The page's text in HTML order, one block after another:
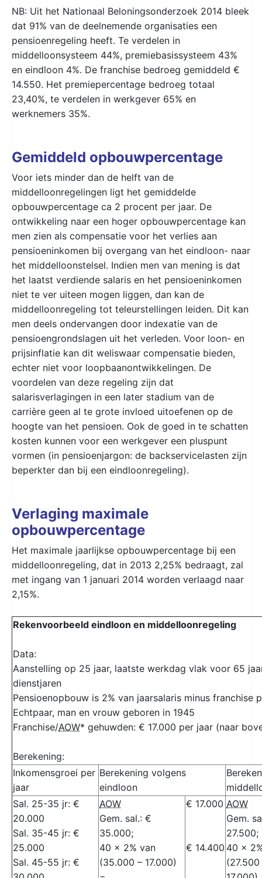
NB: Uit het Nationaal Beloningsonderzoek 2014 bleek
dat 91% van de deelnemende organisaties een
pensioenregeling heeft. Te verdelen in
middelloonsysteem 44%, premiebasissysteem 43%
en eindloon 4%. De franchise bedroeg gemiddeld €
14.550. Het premiepercentage bedroeg totaal
23,40%, te verdelen in werkgever 65% en
werknemers 35%.
Gemiddeld opbouwpercentage
Voor iets minder dan de helft van de
middelloonregelingen ligt het gemiddelde
opbouwpercentage ca 2 procent per jaar. De
ontwikkeling naar een hoger opbouwpercentage kan
men zien als compensatie voor het verlies aan
pensioeninkomen bij overgang van het eindloon- naar
het middelloonstelsel. Indien men van mening is dat
het laatst verdiende salaris en het pensioeninkomen
niet te ver uiteen mogen liggen, dan kan de
middelloonregeling tot teleurstellingen leiden. Dit kan
men deels ondervangen door indexatie van de
pensioengrondslagen uit het verleden. Voor loon- en
prijsinflatie kan dit weliswaar compensatie bieden,
echter niet voor loopbaanontwikkelingen. De
voordelen van deze regeling zijn dat
salarisverlagingen in een later stadium van de
carrière geen al te grote invloed uitoefenen op de
hoogte van het pensioen. Ook de goed in te schatten
kosten kunnen voor een werkgever een pluspunt
vormen (in pensioenjargon: de backservicelasten zijn
beperkter dan bij een eindloonregeling).
Verlaging maximale
opbouwpercentage
Het maximale jaarlijkse opbouwpercentage bij een
middelloonregeling, dat in 2013 2,25% bedraagt, zal
met ingang van 1 januari 2014 worden verlaagd naar
2,15%.
Rekenvoorbeeld eindloon en middelloonregeling
Data:
Aanstelling op 25 jaar, laatste werkdag vlak voor 65
dienstjaren
Pensioenopbouw is 2% van jaarsalaris minus franchise
Echtpaar, man en vrouw geboren in 1945
Franchise/AOW* gehuwden: € 17.000 per jaar (naar
Berekening:
Inkomensgroei per
jaar
Berekening volgens
eindloon
Sal. 25-35 jr: €
20.000
Sal. 35-45 jr: €
25.000
Sal. 45-55 jr: €
AOW
Gem. sal.: €
35.000;
40 x 2% van
(35.000 – 17.000)
€ 17.000
€ 14.400
AOW
Gem.
27.500;
40 x
(27.500